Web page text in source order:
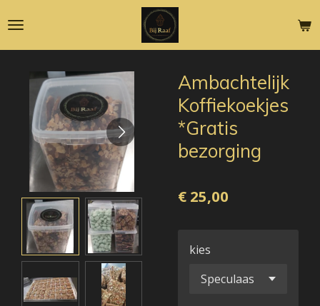
direct
naar
hoofdinhoud
Ambachtelijk
Koffiekoekjes
*Gratis
bezorging
€ 25,00
kies